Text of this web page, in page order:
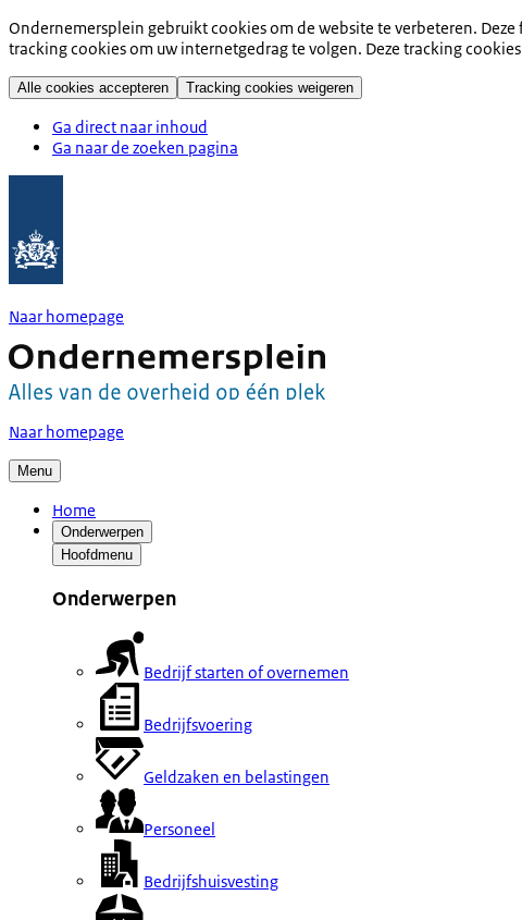
Ondernemersplein gebruikt cookies om de website te verbeteren.
tracking cookies om uw internetgedrag te volgen. Deze tracking
Alle cookies accepteren Tracking cookies weigeren
Ga direct naar inhoud
Ga naar de zoeken pagina
Naar homepage
Naar homepage
Menu
Home
Onderwerpen
Hoofdmenu
Onderwerpen
Bedrijf starten of overnemen
Bedrijfsvoering
Geldzaken en belastingen
Personeel
Bedrijfshuisvesting